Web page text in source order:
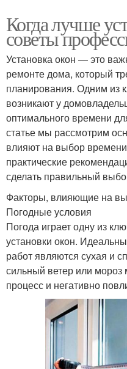
Когда лучше
советы
Установка окон — это
ремонте дома, который
планирования. Одним из
возникают у
оптимального времени
статье мы рассмотрим
влияют на выбор
практические
сделать правильный
Факторы, влияющие на
Погодные условия
Погода играет одну из
установки окон.
работ являются сухая и
сильный ветер или мороз
процесс и негативно